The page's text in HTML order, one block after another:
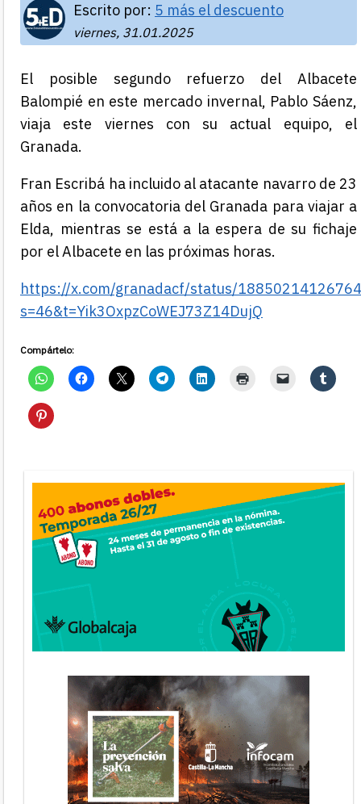
Escrito por: 5 más el descuento
viernes, 31.01.2025
El posible segundo refuerzo del Albacete
Balompié en este mercado invernal, Pablo Sáenz,
viaja este viernes con su actual equipo, el
Granada.
Fran Escribá ha incluido al atacante navarro de 23
años en la convocatoria del Granada para viajar a
Elda, mientras se está a la espera de su fichaje
por el Albacete en las próximas horas.
https://x.com/granadacf/status/
s=46&t=Yik3OxpzCoWEJ73Z14DujQ
Compártelo: